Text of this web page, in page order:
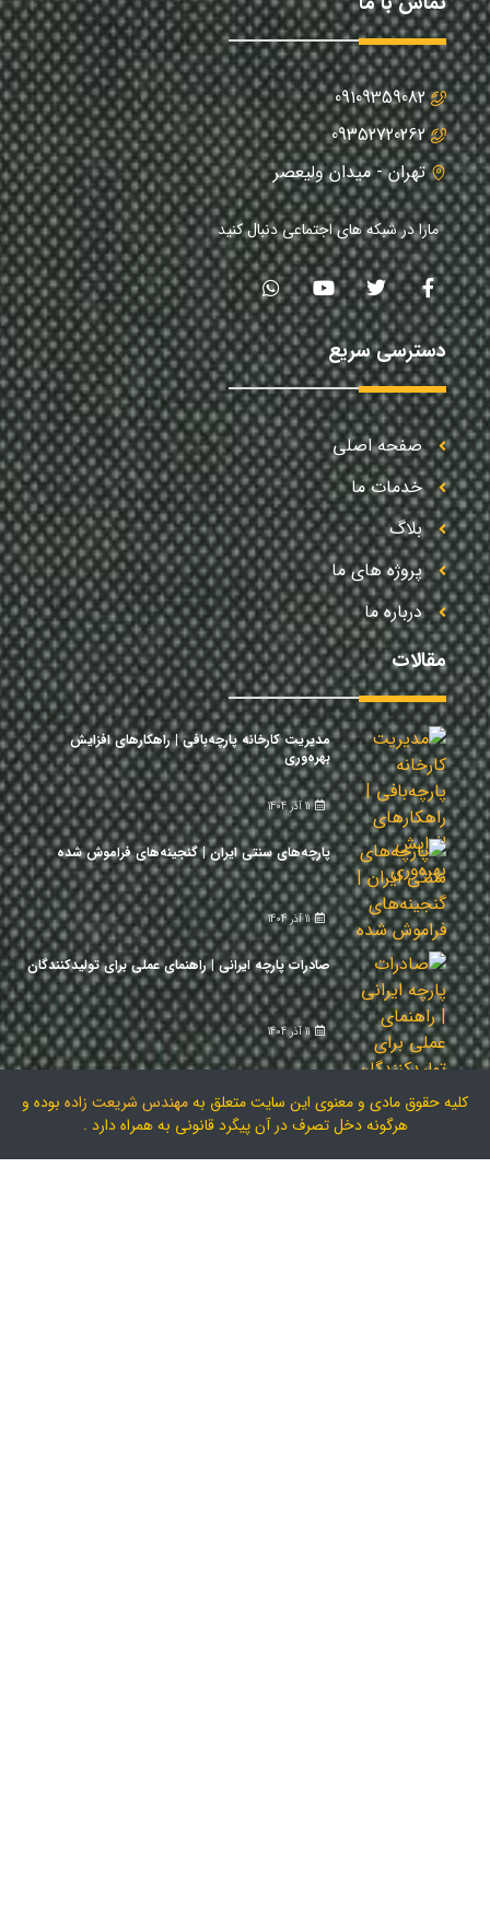
09109359082
09352720262
تهران - میدان ولیعصر
مارا در شبکه های اجتماعی دنبال کنید
دسترسی سریع
صفحه اصلی
خدمات ما
بلاگ
پروژه های ما
درباره ما
مقالات
مدیریت کارخانه پارچه‌بافی | راهکارهای افزایش
بهره‌وری
11 آذر 1404
پارچه‌های سنتی ایران | گنجینه‌های فراموش شده
11 آذر 1404
صادرات پارچه ایرانی | راهنمای عملی برای تولیدکنندگان
11 آذر 1404
کلیه حقوق مادی و معنوی این سایت متعلق بهمهندس شریعت زاده بوده و
هرگونه دخل تصرف در آن پیگرد قانونی به همراه دارد .